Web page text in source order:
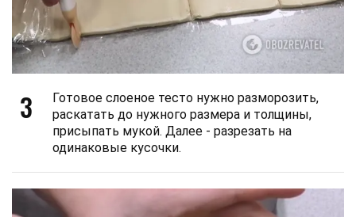
3
Готовое слоеное тесто нужно разморозить,
раскатать до нужного размера и толщины,
присыпать мукой. Далее - разрезать на
одинаковые кусочки.